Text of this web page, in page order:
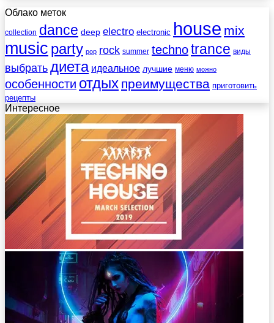
Облако меток
collection dance deep electro electronic house mix
music party pop rock summer technotrance виды
выбратьдиета идеальное лучшие меню можно
особенности отдых преимущества приготовить
рецепты
Интересное